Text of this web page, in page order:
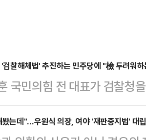
검찰해체법' 추진하는 민주당에 "檢 두려워
국민의힘 전 대표가 검찰청
원회를 새로 만드는 이른바 '
해 "할 일을 제대로 하는 검
봤는데"…우원식 의장, 여야 '재판중지법' 대